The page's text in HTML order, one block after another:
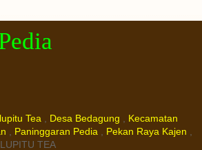
Tea , Desa Bedagung , Kecamatan
, Paninggaran Pedia , Pekan Raya Kajen ,
TEA